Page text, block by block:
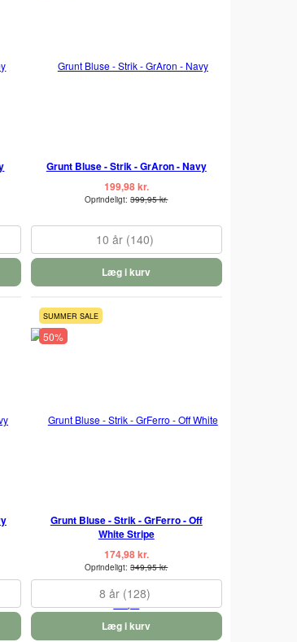
Grunt Bluse - Strik - GrAron - Navy
199,98 kr.
Oprindeligt:399,95 kr.
10 år (140)
Læg i kurv
SUMMER SALE
50%
Grunt Bluse - Strik - GrFerro - Off
White Stripe
174,98 kr.
Oprindeligt:349,95 kr.
8 år (128)
Læg i kurv